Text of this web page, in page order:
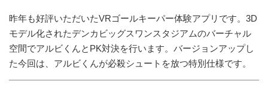
昨年も好評いただいたVRゴールキーパー体験アプリです。3D
モデル化されたデンカビッグスワンスタジアムのバーチャル
空間でアルビくんとPK対決を行います。バージョンアップし
た今回は、アルビくんが必殺シュートを放つ特別仕様です。